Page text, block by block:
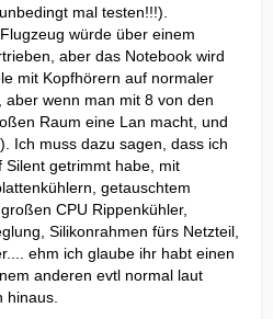
mal testen!!!).
würde über einem
aber das Notebook wird
mit Kopfhörern auf normaler
wenn man mit 8 von den
Raum eine Lan macht, und
Ich muss dazu sagen, dass ich
Silent getrimmt habe, mit
getauschtem
CPU Rippenkühler,
Silikonrahmen fürs Netzteil,
ehm ich glaube ihr habt einen
anderen evtl normal laut
hinaus.